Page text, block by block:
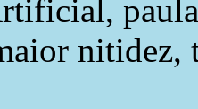
nitidez,